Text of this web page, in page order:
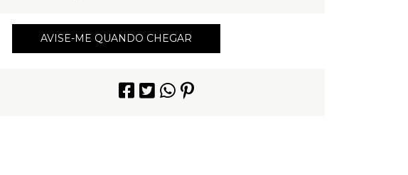
AVISE-ME QUANDO CHEGAR